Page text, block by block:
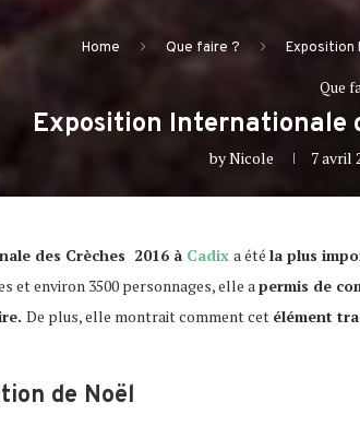
Home Que faire ? Exposition
Que
Exposition Internationale
byNicole 7 avril
des Crèches 2016 à Cadix a été la plus
et environ 3500 personnages, elle apermis de
De plus, elle montrait comment cet élément
de Noël